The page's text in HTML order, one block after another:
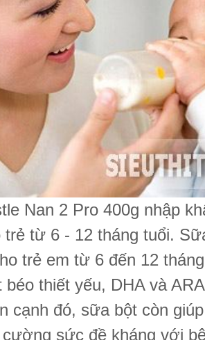
Nan 2 Pro 400g nhập
trẻ từ 6 - 12 tháng tuổi.
trẻ em từ 6 đến 12
béo thiết yếu, DHA và
cạnh đó, sữa bột còn
cường sức đề kháng với